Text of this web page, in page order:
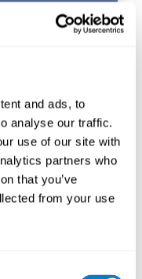
and ads, to
analyse our traffic.
use of our site with
partners who
that you’ve
from your use
l'évolution des
de la journée,
les périodes
ressources du
faible trafic.
des outils
de stockage
flexible, mais
Firewall)
assurer que
des